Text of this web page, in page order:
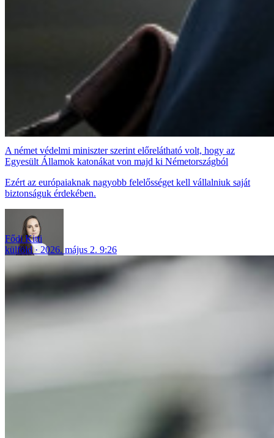
A német védelmi miniszter szerint előrelátható volt, hogy az
Egyesült Államok katonákat von majd ki Németországból
Ezért az európaiaknak nagyobb felelősséget kell vállalniuk saját
biztonságuk érdekében.
Fődi Kitti
külföld
2026. május 2. 9:26